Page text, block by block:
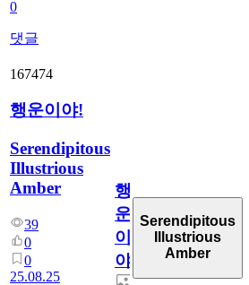
0
댓글
167474
행운이야!
Serendipitous
Illustrious
Amber
39
0
0
25.08.25
행
운
이
야!
Serendipitous
Illustrious
Amber